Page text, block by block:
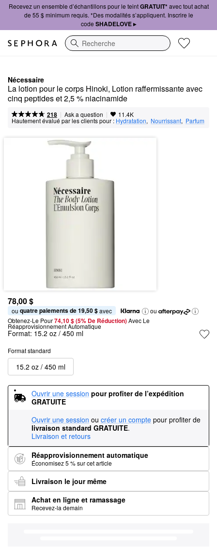
Recevez un ensemble d’échantillons pour le teintGRATUIT*avec tout achat
de 55 $ minimum requis. *Des modalités s’appliquent. Inscrire le
code SHADELOVE ▸
Recherche
Nécessaire
La lotion pour le corps Hinoki, Lotion raffermissante avec
cinq peptides et 2,5 % niacinamide
218 | Ask a question | 11.4K
Hautement évalué par les clients pour : Hydratation, Nourrissant, Parfum
78,00 $
ou quatre paiements de 19,50 $ avec
ou
Obtenez-Le Pour74,10 $ (5% De Réduction) Avec Le
Réapprovisionnement Automatique
Format: 15.2 oz / 450 ml
Format standard
15.2 oz / 450 ml
Ouvrir une session pour profiter de l’expédition
GRATUITE
Ouvrir une session ou créer un compte pour profiter de
livraison standard GRATUITE.
Livraison et retours
Réapprovisionnement automatique
Économisez 5 % sur cet article
Livraison le jour même
Achat en ligne et ramassage
Recevez-la demain